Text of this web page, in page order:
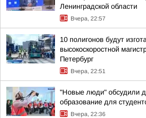
Ленинградской области
Вчера, 22:57
10 полигонов будут
высокоскоростной
Петербург
Вчера, 22:51
"Новые люди" обсудили
образование для
Вчера, 22:36